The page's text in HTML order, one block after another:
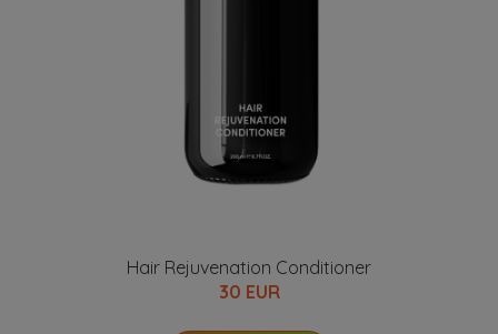
Hair Rejuvenation Conditioner
30 EUR